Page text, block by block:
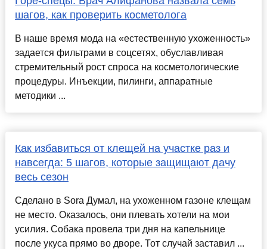
шагов, как проверить косметолога
В наше время мода на «естественную ухоженность»
задается фильтрами в соцсетях, обуславливая
стремительный рост спроса на косметологические
процедуры. Инъекции, пилинги, аппаратные
методики ...
Как избавиться от клещей на участке раз и
навсегда: 5 шагов, которые защищают дачу
весь сезон
Сделано в Sora Думал, на ухоженном газоне клещам
не место. Оказалось, они плевать хотели на мои
усилия. Собака провела три дня на капельнице
после укуса прямо во дворе. Тот случай заставил ...